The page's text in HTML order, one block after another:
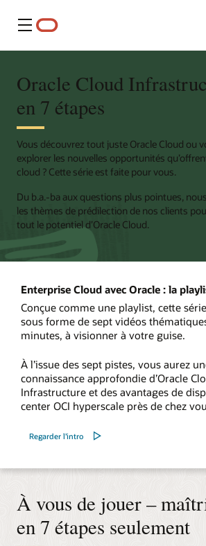
Menu
Oracle Cloud
en 7 étapes
Vous découvrez tout juste Oracle Cloud ou
explorer les nouvelles opportunités
cloud ? Cette série est faite pour vous.
Du b.a.-ba aux questions plus pointues,
les thèmes de prédilection de nos clients
tout le potentiel d’Oracle Cloud.
Enterprise Cloud avec Oracle : la
Conçue comme une playlist, cette
sous forme de sept vidéos
minutes, à visionner à votre guise.
À l’issue des sept pistes, vous aurez
connaissance approfondie d’Oracle
Infrastructure et des avantages de
center OCI hyperscale près de chez
Regarder l’intro
À vous de jouer –
en 7 étapes seulement